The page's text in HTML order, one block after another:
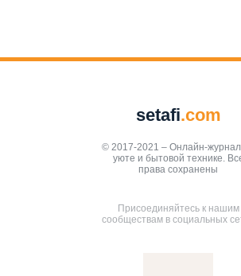
setafi.com
© 2017-2021 – Онлайн-
уюте и бытовой технике.
права сохранены
Присоединяйтесь к нашим
сообществам в социальных